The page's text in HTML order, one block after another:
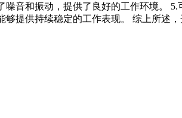
音和振动，提供了良好的工作环境。
提供持续稳定的工作表现。 综上所述